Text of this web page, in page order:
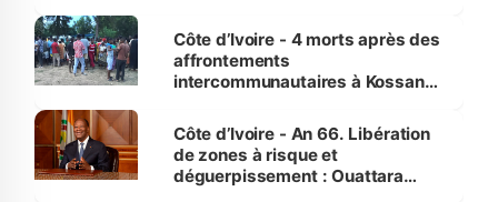
générations futures »
Côte d’Ivoire - 4 morts après des
affrontements
intercommunautaires à Kossandji
milieu des sinistrés
Côte d’Ivoire - An 66. Libération
de zones à risque et
déguerpissement : Ouattara